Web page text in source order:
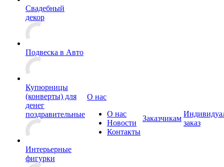
Свадебный
декор
Подвеска в Авто
Купюрницы
(конверты) для
денег
поздравительные
Интерьерные
фигурки
О нас
О нас
Новости
Контакты
Заказчикам
заказ